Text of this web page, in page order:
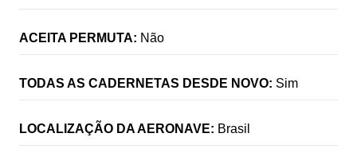
ACEITA PERMUTA: Não
TODAS AS CADERNETAS DESDE NOVO: Sim
LOCALIZAÇÃO DA AERONAVE: Brasil